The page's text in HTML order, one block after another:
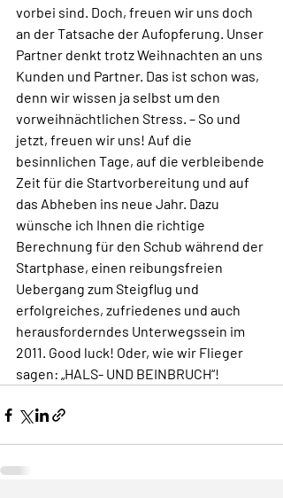
vorbei sind. Doch, freuen wir uns doch
an der Tatsache der Aufopferung. Unser
Partner denkt trotz Weihnachten an uns
Kunden und Partner. Das ist schon was,
denn wir wissen ja selbst um den
vorweihnächtlichen Stress. – So und
jetzt, freuen wir uns! Auf die
besinnlichen Tage, auf die verbleibende
Zeit für die Startvorbereitung und auf
das Abheben ins neue Jahr. Dazu
wünsche ich Ihnen die richtige
Berechnung für den Schub während der
Startphase, einen reibungsfreien
Uebergang zum Steigflug und
erfolgreiches, zufriedenes und auch
herausforderndes Unterwegssein im
2011. Good luck! Oder, wie wir Flieger
sagen: „HALS- UND BEINBRUCH“!